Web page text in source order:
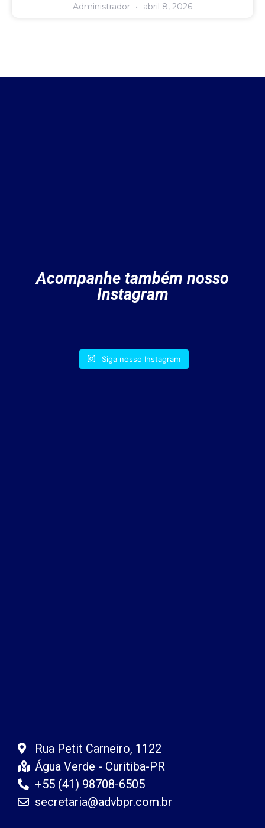
Administrador abril 8, 2026
Acompanhe também nosso
Instagram
Siga nosso Instagram
Rua Petit Carneiro, 1122
Água Verde - Curitiba-PR
+55 (41) 98708-6505
secretaria@advbpr.com.br